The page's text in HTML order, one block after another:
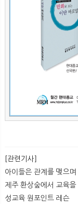
[관련기사]
아이들은 관계를 맺으
제주 환상숲에서 교육을
성교육 원포인트 레슨